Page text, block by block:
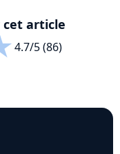
cet article
4.7/5 (86)